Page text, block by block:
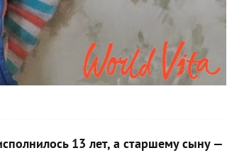
13 лет, а старшему сыну —